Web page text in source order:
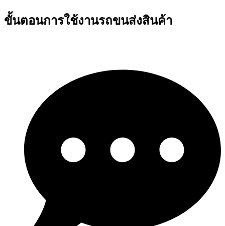
ขั้นตอนการใช้งานรถขนส่งสินค้า